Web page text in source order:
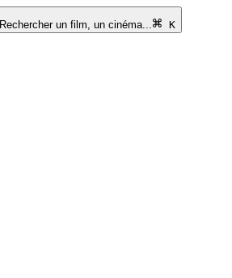
Rechercher un film, un cinéma...
K